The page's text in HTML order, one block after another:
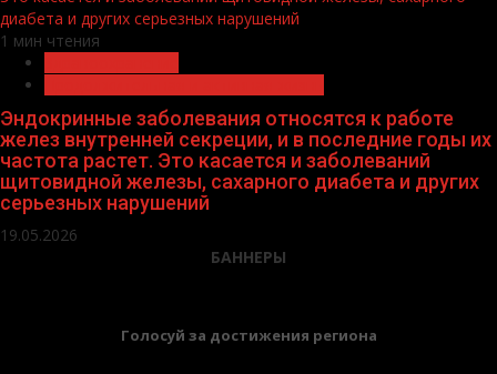
диабета и других серьезных нарушений
1 мин чтения
Эндокринные заболевания относятся к работе
желез внутренней секреции, и в последние годы их
частота растет. Это касается и заболеваний
щитовидной железы, сахарного диабета и других
серьезных нарушений
19.05.2026
БАННЕРЫ
Голосуй за достижения региона